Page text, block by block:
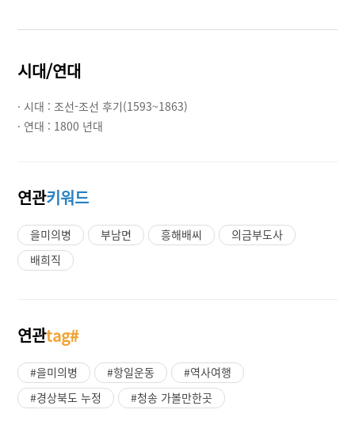
시대/연대
· 시대 : 조선-조선 후기(1593~1863)
· 연대 : 1800 년대
연관키워드
을미의병 부남면 흥해배씨
의금부도사
배희직
연관tag#
#을미의병 #항일운동
#역사여행
#경상북도 누정
#청송 가볼만한곳